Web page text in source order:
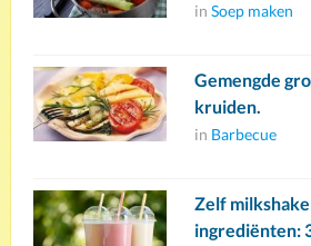
in Soep maken
Gemengde
kruiden.
in Barbecue
Zelf
ingrediënten: